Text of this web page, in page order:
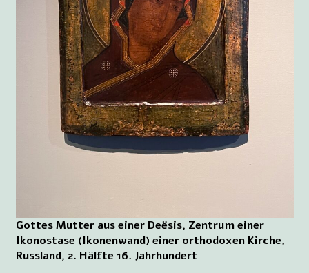
Gottes Mutter aus einer Deësis, Zentrum einer
Ikonostase (Ikonenwand) einer orthodoxen Kirche,
Russland, 2. Hälfte 16. Jahrhundert